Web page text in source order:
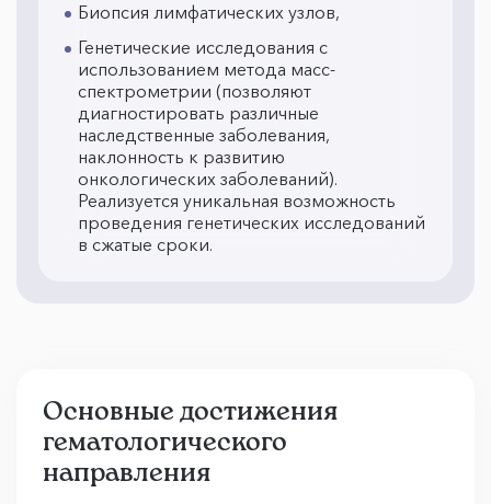
Биопсия лимфатических узлов,
Генетические исследования с
использованием метода масс-
спектрометрии (позволяют
диагностировать различные
наследственные заболевания,
наклонность к развитию
онкологических заболеваний).
Реализуется уникальная возможность
проведения генетических исследований
в сжатые сроки.
Основные достижения
гематологического
направления